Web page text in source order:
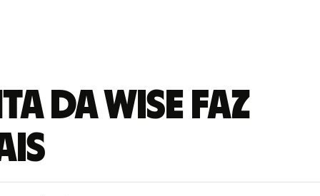
da Wise faz